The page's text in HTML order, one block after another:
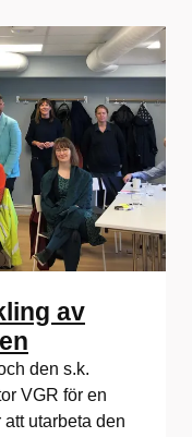
av
den s.k.
VGR för en
utarbeta den